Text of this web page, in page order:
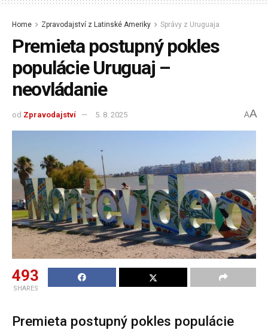
Home Zpravodajství z Latinské Ameriky Správy z Uruguaja
Premieta postupný pokles
populácie Uruguaj –
neovládanie
od Zpravodajství 5. 8. 2025 AA
493
SHARES
Premieta postupný pokles populácie